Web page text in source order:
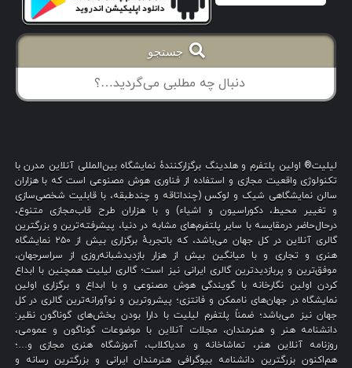
جستجو
لیلیت® اولین پلتفرم و هلدینگ برگزارکنندهٔ نمایشگاه بین‌المللی آنلاین مدرن با
تکنولوژی واقعیت مجازی و استفاده از فناوری هوش مصنوعی است که با هزاران
سالن نمایشگاهی شیک و لوکس (چنداتاقه و چندطبقه، با قابلیت شخصی‌سازی
و تغییر محیط، دکوراسیون و اشیاء) و با هزاران طرح قاب‌مجازی متنوع،
درحال‌حاضر درمقایسه با سایر پلتفرم‌های مشابه در دنیا، پیشرفته‌ترین و بزرگترین
گالری آنلاین در کل جهان می‌باشد، که باتجربهٔ برگزاری بیش از ۲۵۰ نمایشگاه
هنری و تجاری و با میانگین بیش از هزار بازدیدشبانه‌روزی از سراسرجهان،
موفق‌ترین و پربازدیدترین گالری ایرانی نیز است؛ گالری لیلیت همچنین با ابداع
کردن اولین نگارخانه با گویندگی هوش مصنوعی و با ابداع و برگزاری اولین
نمایشگاه در جهان‌های ناممکن و فانتزی؛ پیشروترین و نوآورانه‌ترین گالری در کل
جهان نیز می‌باشد؛ ضمناً پلتفرم لیلیت با دارا بودن بخش‌های گوناگون نظیر:
دانشنامه هنر و هنرمندان، مجلات آنلاین با موضوعات گوناگون و عمومی،
روزنامه آنلاین هنر، تماشاخانه و مدیاکلاب، آموزشگاه هنری مجازی و…؛
هم‌اکنون بزرگترین دانشنامه بیوگرافی هنرمندان ایرانی و بزرگترین رسانه و